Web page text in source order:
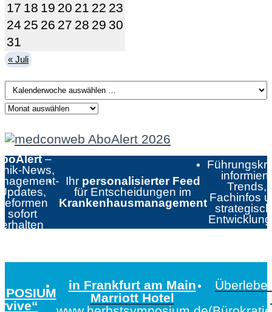
17 18 19 20 21 22 23
24 25 26 27 28 29 30
31
« Juli
–
News,
sofort
erhalten
Ihr personalisierter Feed
für Entscheidungen im
Krankenhausmanagement
informiert:
Trends,
Fachinfos
in Frankfurt am Main
Marriott Hotel